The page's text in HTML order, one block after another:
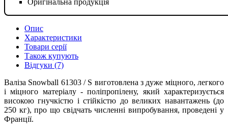
Опис
Характеристики
Товари серії
Також купують
Відгуки (7)
Валіза Snowball 61303 / S виготовлена з дуже міцного, легкого
і міцного матеріалу - поліпропілену, який характеризується
високою гнучкістю і стійкістю до великих навантажень (до
250 кг), про що свідчать численні випробування, проведені у
Франції.